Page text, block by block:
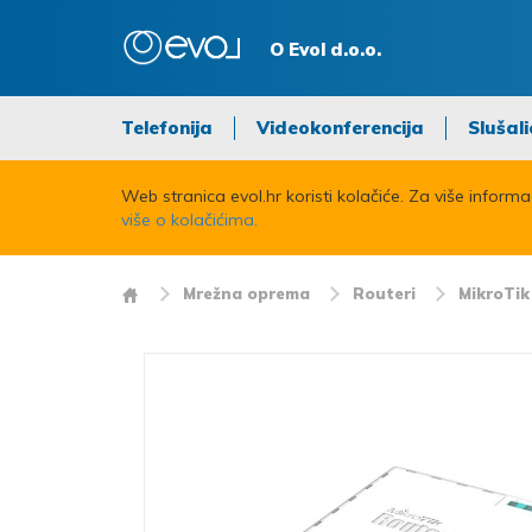
O Evol d.o.o.
Telefonija Videokonferencija
Web stranica evol.hr koristi kolačiće. Za više
više o kolačićima.
Mrežna oprema Routeri